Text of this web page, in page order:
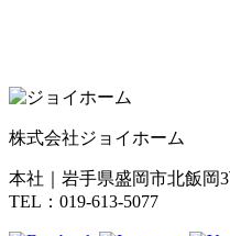
株式会社ジョイホーム
本社｜岩手県盛岡市北飯岡
TEL：019-613-5077